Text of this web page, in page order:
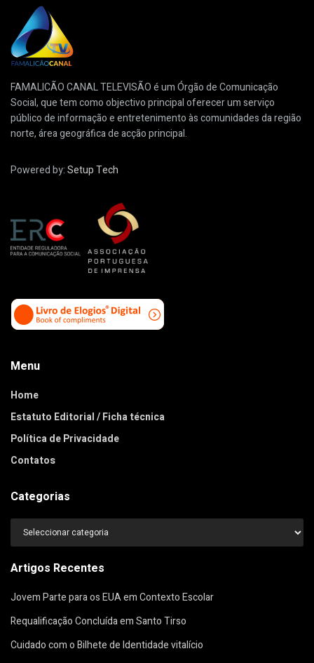
FAMALICÃO CANAL TELEVISÃO é um Órgão de Comunicação
Social, que tem como objectivo principal oferecer um serviço
público de informação e entretenimento às comunidades da região
norte, área geográfica de acção principal.
Powered by:Setup Tech
Menu
Home
Estatuto Editorial / Ficha técnica
Política de Privacidade
Contatos
Categorias
Categorias
Artigos Recentes
Jovem Parte para os EUA em Contexto Escolar
Requalificação Concluída em Santo Tirso
Cuidado com o Bilhete de Identidade vitalício